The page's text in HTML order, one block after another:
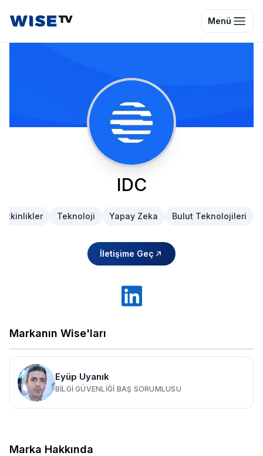
Wise TV Menü
IDC
Etkinlikler Teknoloji Yapay Zeka Bulut Teknolojileri
İletişime Geç
Markanın Wise'ları
Eyüp Uyanık
BILGI GÜVENLIĞI BAŞ SORUMLUSU
Marka Hakkında